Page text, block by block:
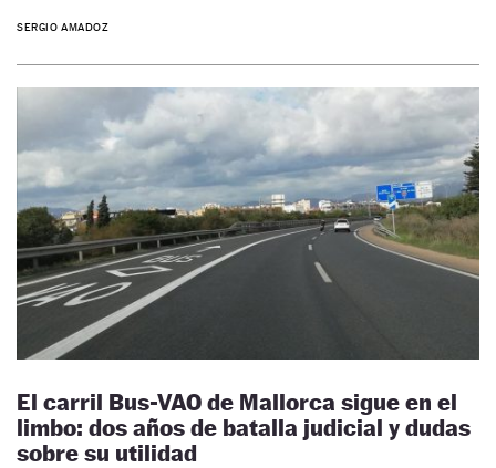
SERGIO AMADOZ
El carril Bus-VAO de Mallorca sigue en el
limbo: dos años de batalla judicial y dudas
sobre su utilidad